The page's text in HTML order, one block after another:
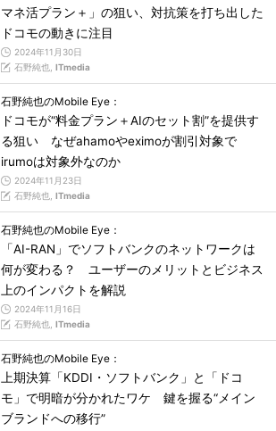
マネ活プラン＋」の狙い、対抗策を打ち出した
ドコモの動きに注目
2024年11月30日
石野純也, ITmedia
石野純也のMobile Eye：
ドコモが“料金プラン＋AIのセット割”を提供す
る狙い なぜahamoやeximoが割引対象で
irumoは対象外なのか
2024年11月23日
石野純也, ITmedia
石野純也のMobile Eye：
「AI-RAN」でソフトバンクのネットワークは
何が変わる？ ユーザーのメリットとビジネス
上のインパクトを解説
2024年11月16日
石野純也, ITmedia
石野純也のMobile Eye：
上期決算「KDDI・ソフトバンク」と「ドコ
モ」で明暗が分かれたワケ 鍵を握る“メイン
ブランドへの移行”